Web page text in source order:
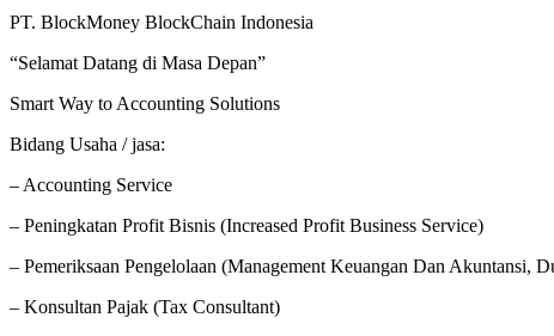
PT. BlockMoney BlockChain Indonesia
“Selamat Datang di Masa Depan”
Smart Way to Accounting Solutions
Bidang Usaha / jasa:
– Accounting Service
– Peningkatan Profit Bisnis (Increased Profit Business Service)
– Pemeriksaan Pengelolaan (Management Keuangan Dan Akuntansi,
– Konsultan Pajak (Tax Consultant)